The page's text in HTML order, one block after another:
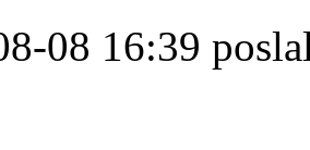
08 16:39